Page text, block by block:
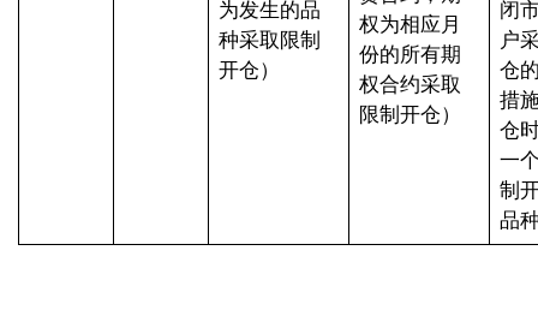
为发生的品
种采取限制
开仓）
权为相应月
份的所有期
权合约采取
限制开仓）
闭
户
仓
措
仓
一
制
品